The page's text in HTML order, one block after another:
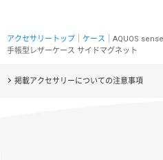
アクセサリートップ ケース ｜AQUOS
手帳型レザーケース サイドマグネット
掲載アクセサリーについての注意事項